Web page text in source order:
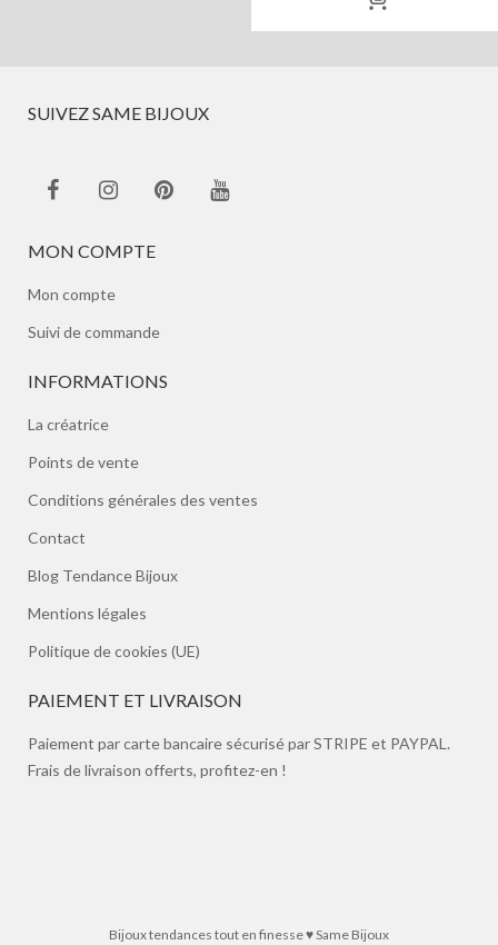
SUIVEZ SAME BIJOUX
MON COMPTE
Mon compte
Suivi de commande
INFORMATIONS
La créatrice
Points de vente
Conditions générales des ventes
Contact
Blog Tendance Bijoux
Mentions légales
Politique de cookies (UE)
PAIEMENT ET LIVRAISON
Paiement par carte bancaire sécurisé par STRIPE et PAYPAL.
Frais de livraison offerts, profitez-en !
Bijoux tendances tout en finesse ♥ Same Bijoux